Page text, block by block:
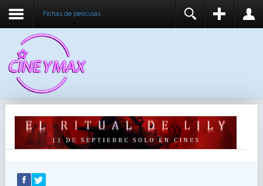
Fichas de peliculas
RECUÉRDEME
IDENTIFICARSE
REGISTER